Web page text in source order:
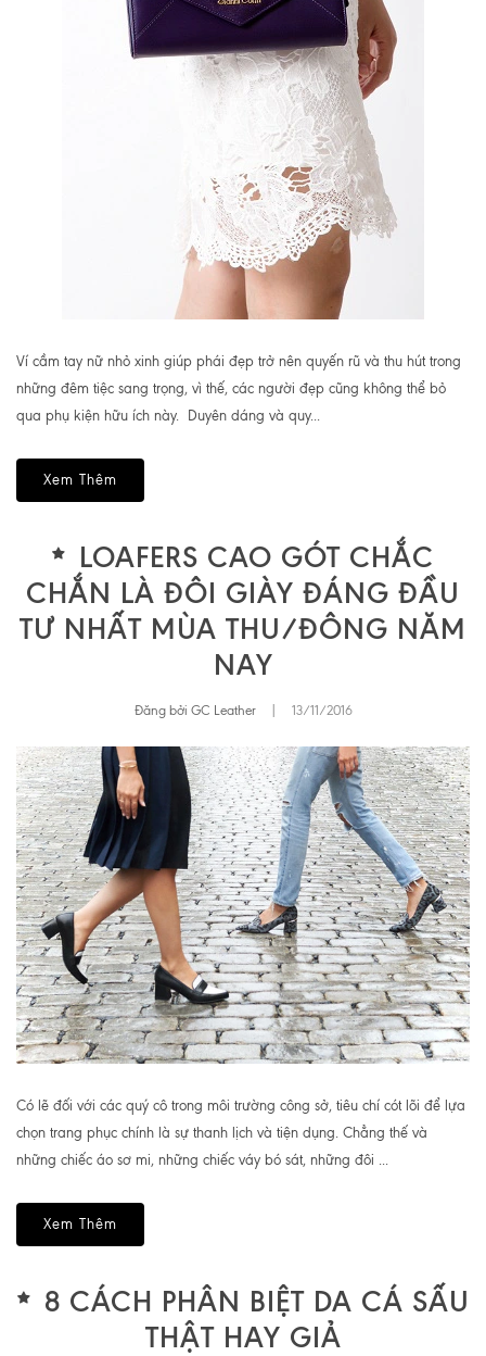
Ví cầm tay nữ nhỏ xinh giúp phái đẹp trở nên quyến rũ và thu hút trong
những đêm tiệc sang trọng, vì thế, các người đẹp cũng không thể bỏ
qua phụ kiện hữu ích này. Duyên dáng và quy...
Xem Thêm
LOAFERS CAO GÓT CHẮC
CHẮN LÀ ĐÔI GIÀY ĐÁNG ĐẦU
TƯ NHẤT MÙA THU/ĐÔNG NĂM
NAY
Đăng bởi GC Leather 13/11/2016
Có lẽ đối với các quý cô trong môi trường công sở, tiêu chí cót lõi để lựa
chọn trang phục chính là sự thanh lịch và tiện dụng. Chẳng thế và
những chiếc áo sơ mi, những chiếc váy bó sát, những đôi ...
Xem Thêm
8 CÁCH PHÂN BIỆT DA CÁ SẤU
THẬT HAY GIẢ